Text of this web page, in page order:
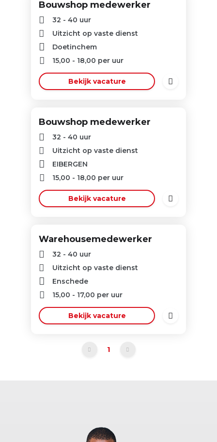
Bouwshop medewerker
32 - 40 uur
Uitzicht op vaste dienst
Doetinchem
15,00 - 18,00 per uur
Bekijk vacature
Bouwshop medewerker
32 - 40 uur
Uitzicht op vaste dienst
EIBERGEN
15,00 - 18,00 per uur
Bekijk vacature
Warehousemedewerker
32 - 40 uur
Uitzicht op vaste dienst
Enschede
15,00 - 17,00 per uur
Bekijk vacature
1